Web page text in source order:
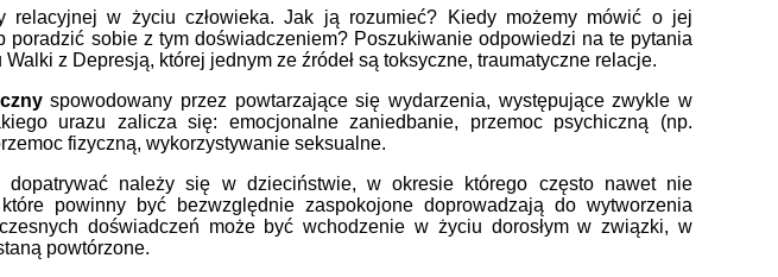
relacyjnej w życiu człowieka. Jak ją rozumieć? Kiedy możemy mówić o jej
sobie z tym doświadczeniem? Poszukiwanie odpowiedzi na te pytania
z Depresją, której jednym ze źródeł są toksyczne, traumatyczne relacje.
spowodowany przez powtarzające się wydarzenia, występujące zwykle w
urazu zalicza się: emocjonalne zaniedbanie, przemoc psychiczną (np.
fizyczną, wykorzystywanie seksualne.
dopatrywać należy się w dzieciństwie, w okresie którego często nawet nie
powinny być bezwzględnie zaspokojone doprowadzają do wytworzenia
doświadczeń może być wchodzenie w życiu dorosłym w związki, w
powtórzone.